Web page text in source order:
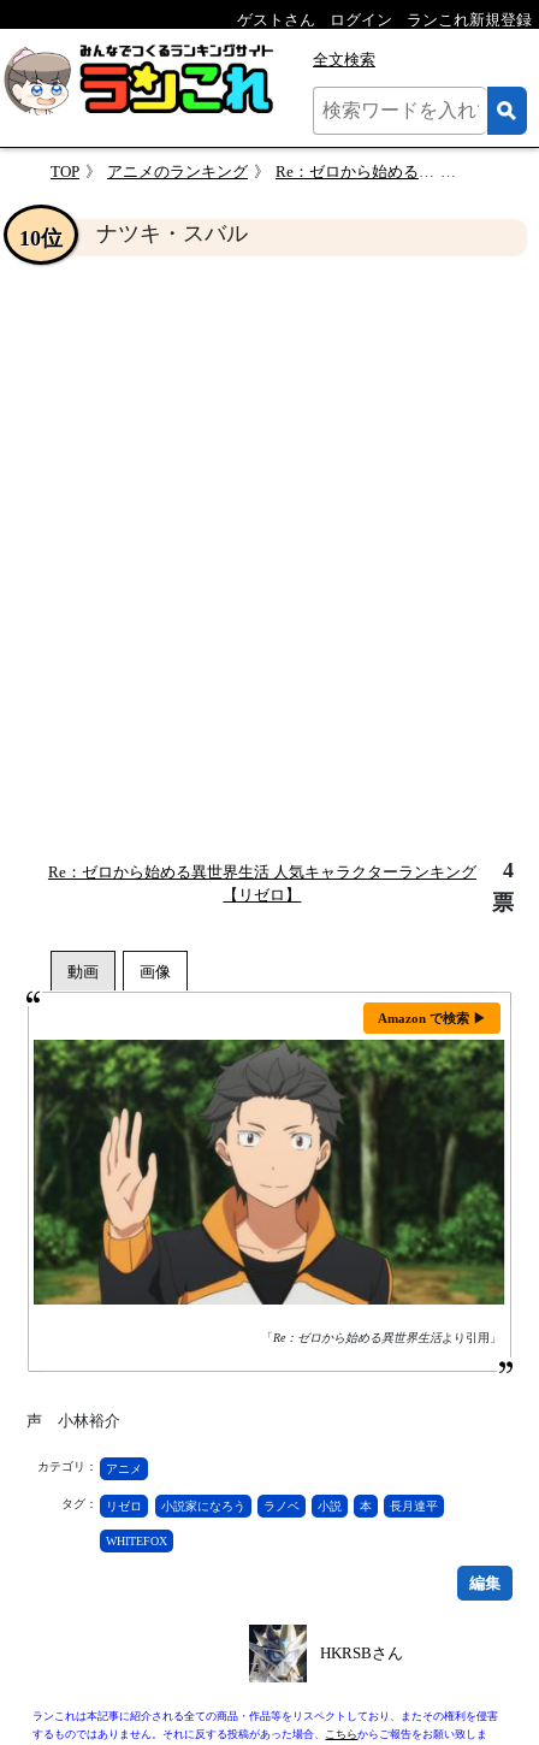
ゲストさん ログイン ランこれ新規登録
全文検索
TOP アニメのランキング Re：ゼロから始める異世界生活 人気キャラクターランキング【リゼロ】
ナツキ・スバル
10位
Re：ゼロから始める異世界生活 人気キャラクターランキング
【リゼロ】
4
票
Amazon で検索 ▶
「Re：ゼロから始める異世界生活より引用」
声 小林裕介
カテゴリ： アニメ
タグ： リゼロ 小説家になろう ラノベ 小説 本 長月達平
WHITEFOX
編集
HKRSBさん
ランこれは本記事に紹介される全ての商品・作品等をリスペクトしており、またその権利を侵害
するものではありません。それに反する投稿があった場合、
こちらからご報告をお願い致しま